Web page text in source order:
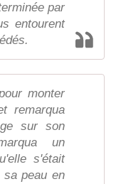
par
entourent
monter
remarqua
sur son
un
s'était
peau en